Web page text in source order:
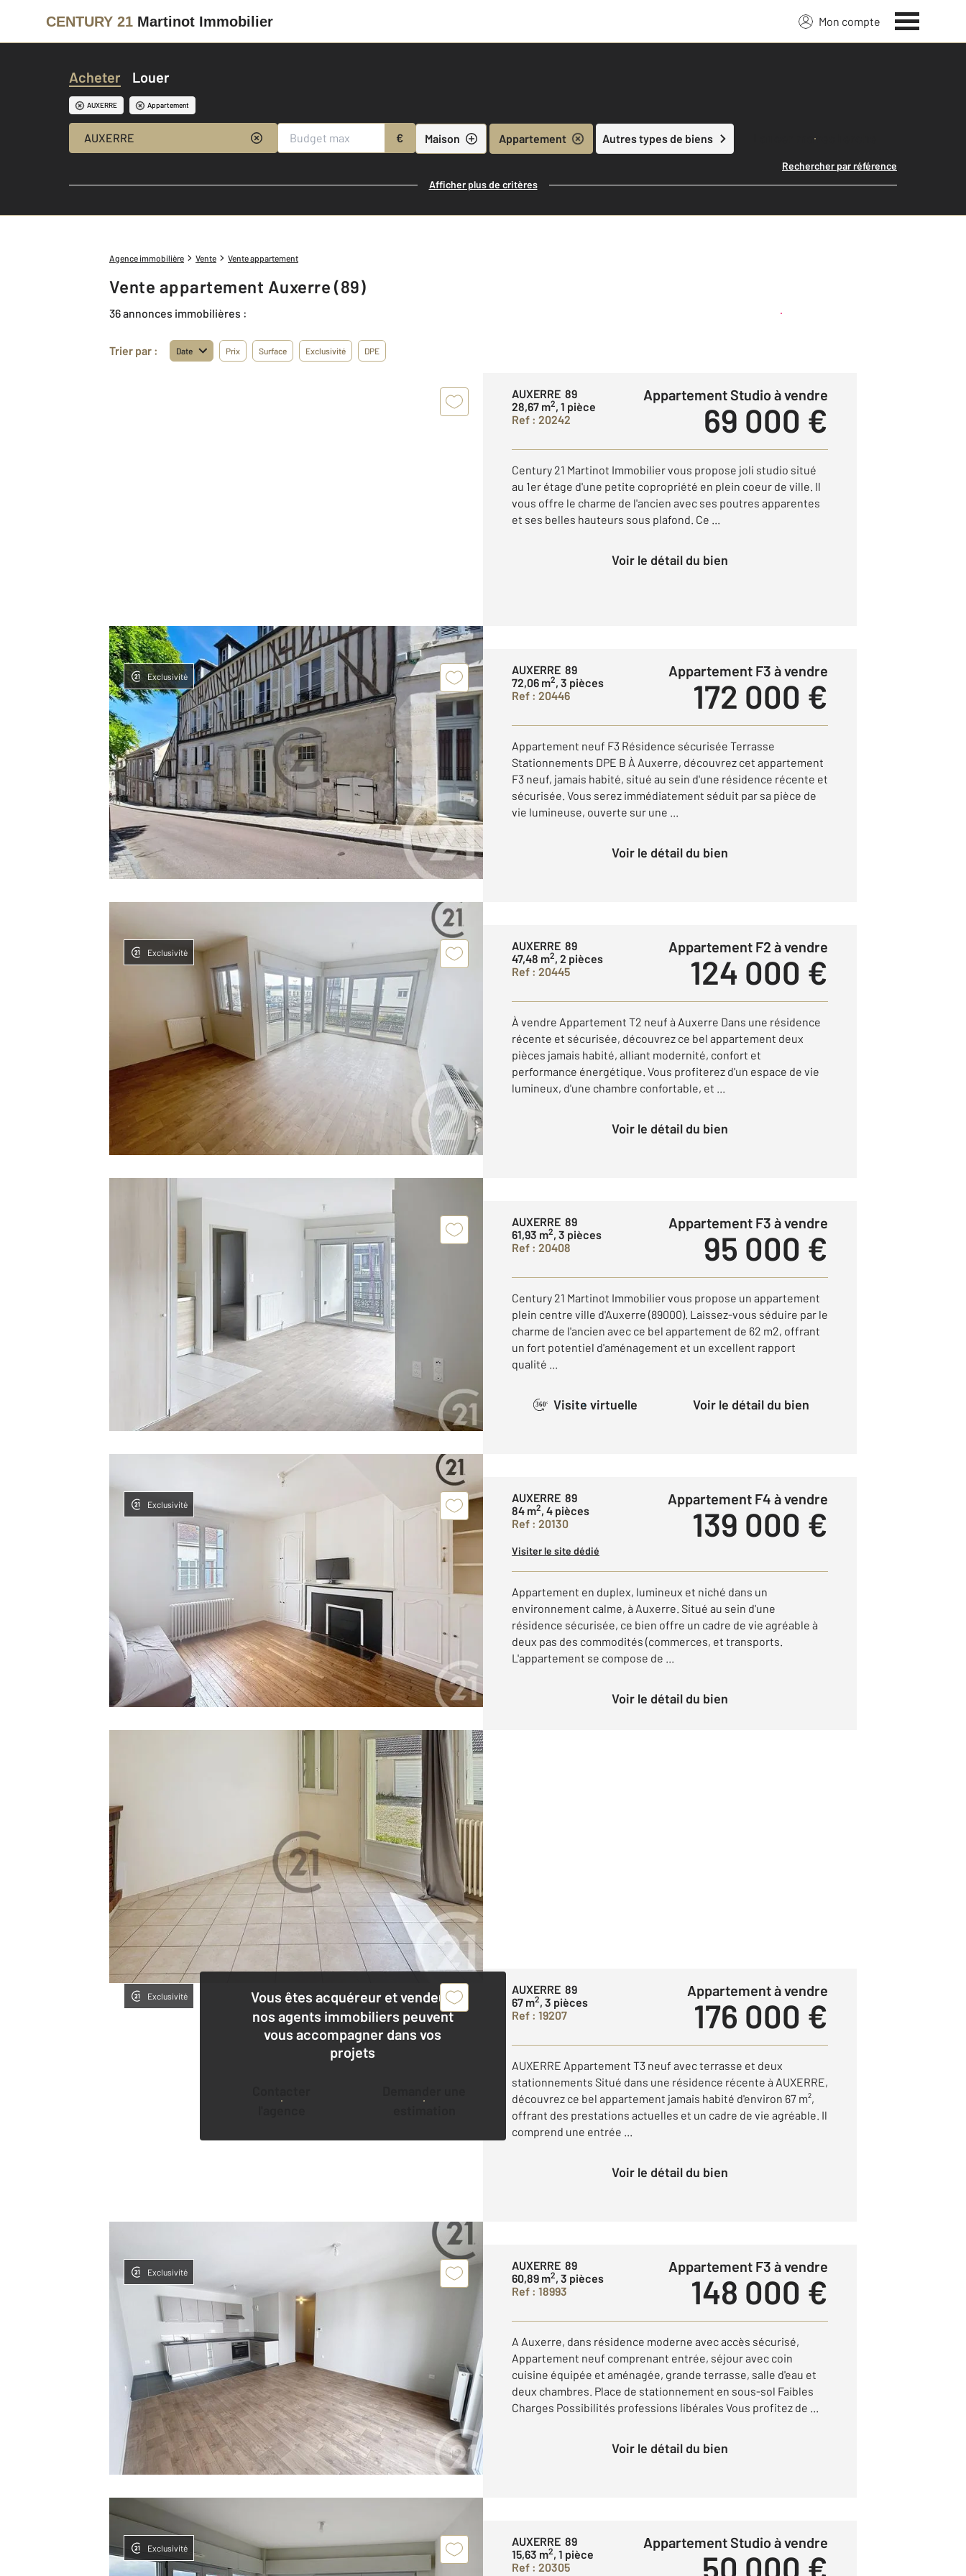
CENTURY 21 Martinot Immobilier Mon compte
Acheter Louer
AUXERRE Appartement
AUXERRE € Maison Appartement Autres types de biens Lancer ma recherche
Rechercher par référence
Afficher plus de critères
Agence immobilière Vente Vente appartement
Vente appartement Auxerre (89)
36 annonces immobilières : Créer une alerte
Trier par : Date Prix Surface Exclusivité DPE
AUXERRE 89
28,67 m2, 1 pièce
Ref : 20242
Appartement Studio à vendre
69 000 €
Century 21 Martinot Immobilier vous propose joli studio situé
au 1er étage d'une petite copropriété en plein coeur de ville. Il
vous offre le charme de l'ancien avec ses poutres apparentes
et ses belles hauteurs sous plafond. Ce ...
Voir le détail du bien
Exclusivité
AUXERRE 89
72,06 m2, 3 pièces
Ref : 20446
Appartement F3 à vendre
172 000 €
Appartement neuf F3 Résidence sécurisée Terrasse
Stationnements DPE B À Auxerre, découvrez cet appartement
F3 neuf, jamais habité, situé au sein d'une résidence récente et
sécurisée. Vous serez immédiatement séduit par sa pièce de
vie lumineuse, ouverte sur une ...
Voir le détail du bien
Exclusivité
AUXERRE 89
47,48 m2, 2 pièces
Ref : 20445
Appartement F2 à vendre
124 000 €
À vendre Appartement T2 neuf à Auxerre Dans une résidence
récente et sécurisée, découvrez ce bel appartement deux
pièces jamais habité, alliant modernité, confort et
performance énergétique. Vous profiterez d'un espace de vie
lumineux, d'une chambre confortable, et ...
Voir le détail du bien
AUXERRE 89
61,93 m2, 3 pièces
Ref : 20408
Appartement F3 à vendre
95 000 €
Century 21 Martinot Immobilier vous propose un appartement
plein centre ville d'Auxerre (89000). Laissez-vous séduire par le
charme de l'ancien avec ce bel appartement de 62 m2, offrant
un fort potentiel d'aménagement et un excellent rapport
qualité ...
360° Visite virtuelle Voir le détail du bien
Exclusivité
AUXERRE 89
84 m2, 4 pièces
Ref : 20130
Appartement F4 à vendre
139 000 €
Visiter le site dédié
Appartement en duplex, lumineux et niché dans un
environnement calme, à Auxerre. Situé au sein d'une
résidence sécurisée, ce bien offre un cadre de vie agréable à
deux pas des commodités (commerces, et transports.
L'appartement se compose de ...
Voir le détail du bien
Vous êtes acquéreur et vendeur,
nos agents immobiliers peuvent
vous accompagner dans vos
projets
Exclusivité
AUXERRE 89
67 m2, 3 pièces
Ref : 19207
Appartement à vendre
176 000 €
AUXERRE Appartement T3 neuf avec terrasse et deux
stationnements Situé dans une résidence récente à AUXERRE,
découvrez ce bel appartement jamais habité d'environ 67 m²,
offrant des prestations actuelles et un cadre de vie agréable. Il
comprend une entrée ...
Voir le détail du bien
Exclusivité
AUXERRE 89
60,89 m2, 3 pièces
Ref : 18993
Appartement F3 à vendre
148 000 €
A Auxerre, dans résidence moderne avec accès sécurisé,
Appartement neuf comprenant entrée, séjour avec coin
cuisine équipée et aménagée, grande terrasse, salle d'eau et
deux chambres. Place de stationnement en sous-sol Faibles
Charges Possibilités professions libérales Vous profitez de ...
Voir le détail du bien
Exclusivité
AUXERRE 89
15,63 m2, 1 pièce
Ref : 20305
Appartement Studio à vendre
50 000 €